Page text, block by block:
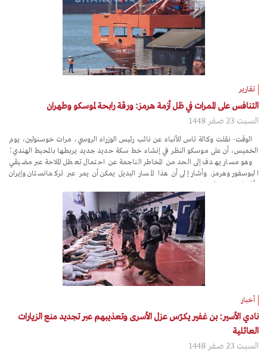
تقارير
التنافس على الممرات في ظل أزمة هرمز: ورقة رابحة لموسكو وطهران
السبت 23 صفر 1448
الوقت- نقلت وكالة تاس للأنباء عن نائب رئيس الوزراء الروسي، مرات خوسنولين، يوم
الخميس، أن على موسكو النظر في إنشاء خط سكة حديد جديد يربطها بالمحيط الهندي؛
وهو مسار يهدف إلى الحد من المخاطر الناجمة عن احتمال تعطل الملاحة عبر مضيقي
البوسفور وهرمز. وأشار إلى أن هذا المسار البديل يمكن أن يمر عبر تركمانستان وإيران
وأفغانستان وباكستان.
أخبار
نادي الأسير: بن غفير يكرّس عزل الأسرى وتعذيبهم عبر تجديد منع الزيارات
العائلية
السبت 23 صفر 1448